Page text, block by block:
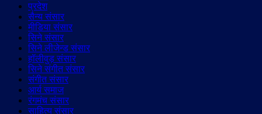
प्रदेश
सैन्य संसार
मीडिया संसार
सिने संसार
सिने लीजेन्ड संसार
हॉलीवुड़ संसार
सिने संगीत संसार
संगीत संसार
आर्य समाज
रंगमंच संसार
साहित्य संसार